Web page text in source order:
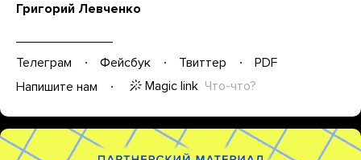
Григорий Левченко
Телеграм Фейсбук Твиттер
PDF
Напишите нам
Magic link Что-что?